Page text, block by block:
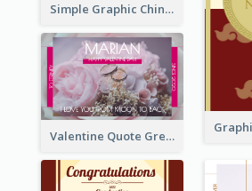
Simple Graphic Chinese New Year In Red And Yellow
Valentine Quote Greeting Card